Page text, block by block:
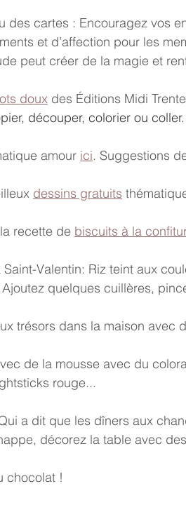
des cartes : Encouragez vos
et d’affection pour les
peut créer de la magie et
doux des Éditions Midi
découper, colorier ou coller.
amour ici. Suggestions
dessins gratuits
recette de biscuits à la
Valentin: Riz teint aux
quelques cuillères,
trésors dans la maison avec
de la mousse avec du
rouge...
a dit que les dîners aux
décorez la table avec
chocolat !